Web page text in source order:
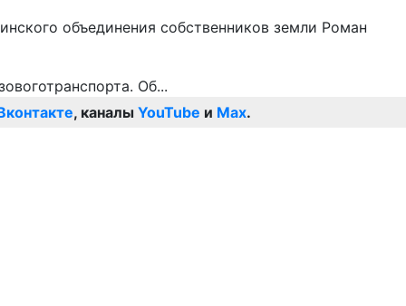
объединения собственников земли Роман
, каналы YouTube и Max.